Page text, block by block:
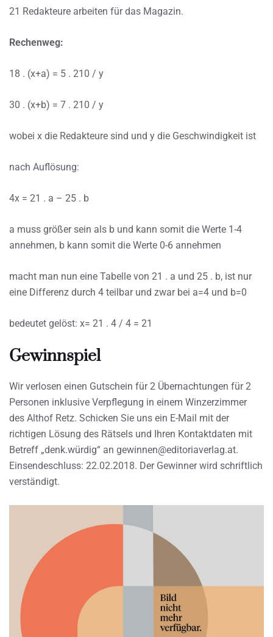
21 Redakteure arbeiten für das Magazin.
Rechenweg:
18 . (x+a) = 5 . 210 / y
30 . (x+b) = 7 . 210 / y
wobei x die Redakteure sind und y die Geschwindigkeit ist
nach Auflösung:
4x = 21 . a – 25 . b
a muss größer sein als b und kann somit die Werte 1-4
annehmen, b kann somit die Werte 0-6 annehmen
macht man nun eine Tabelle von 21 . a und 25 . b, ist nur
eine Differenz durch 4 teilbar und zwar bei a=4 und b=0
bedeutet gelöst: x= 21 . 4 / 4 = 21
Gewinnspiel
Wir verlosen einen Gutschein für 2 Übernachtungen für 2
Personen inklusive Verpflegung in einem Winzerzimmer
des Althof Retz. Schicken Sie uns ein E-Mail mit der
richtigen Lösung des Rätsels und Ihren Kontaktdaten mit
Betreff „denk.würdig“ an gewinnen@editoriaverlag.at.
Einsendeschluss: 22.02.2018. Der Gewinner wird schriftlich
verständigt.